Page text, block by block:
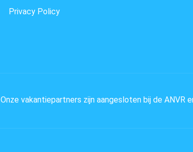
Privacy Policy
Onze vakantiepartners zijn aangesloten bij de ANVR